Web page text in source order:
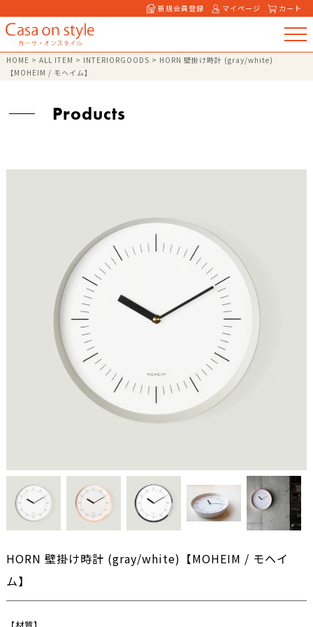
新規会員登録 マイページ カート
HOME > ALL ITEM > INTERIORGOODS > HORN 壁掛け時計 (gray/white)
【MOHEIM / モヘイム】
Products
HORN 壁掛け時計 (gray/white)【MOHEIM / モヘイ
ム】